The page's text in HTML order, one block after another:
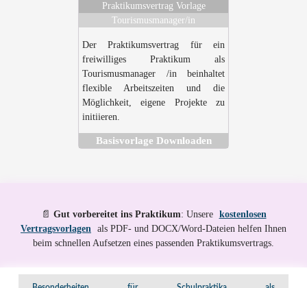
Praktikumsvertrag Vorlage
Tourismusmanager/in
Der Praktikumsvertrag für ein
freiwilliges Praktikum als
Tourismusmanager /in beinhaltet
flexible Arbeitszeiten und die
Möglichkeit, eigene Projekte zu
initiieren.
Basisvorlage Downloaden
📄 Gut vorbereitet ins Praktikum: Unsere kostenlosen
Vertragsvorlagen als PDF- und DOCX/Word-Dateien helfen Ihnen
beim schnellen Aufsetzen eines passenden Praktikumsvertrags.